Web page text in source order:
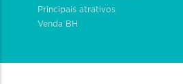
Principais atrativos
Venda BH